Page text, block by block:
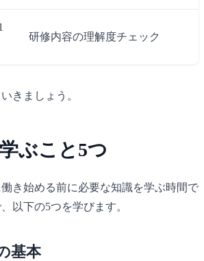
研修内容の理解度チェック
きましょう。
ぶこと5つ
き始める前に必要な知識を学ぶ時間で
以下の5つを学びます。
基本